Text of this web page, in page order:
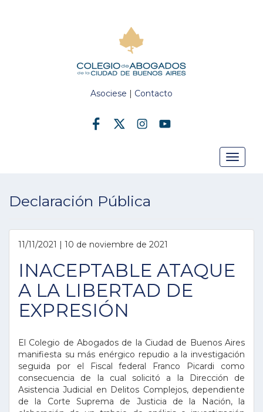
Asociese | Contacto
Toggle
Declaración Pública
11/11/2021 | 10 de noviembre de 2021
INACEPTABLE ATAQUE
A LA LIBERTAD DE
EXPRESIÓN
El Colegio de Abogados de la Ciudad de Buenos Aires
manifiesta su más enérgico repudio a la investigación
seguida por el Fiscal federal Franco Picardi como
consecuencia de la cual solicitó a la Dirección de
Asistencia Judicial en Delitos Complejos, dependiente
de la Corte Suprema de Justicia de la Nación, la